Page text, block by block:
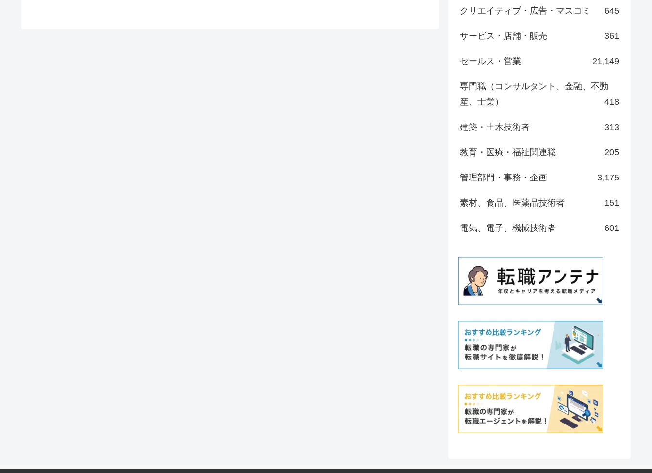
クリエイティブ・広告・マスコミ 645
サービス・店舗・販売 361
セールス・営業 21,149
専門職（コンサルタント、金融、不動
産、士業）
418
建築・土木技術者 313
教育・医療・福祉関連職 205
管理部門・事務・企画 3,175
素材、食品、医薬品技術者 151
電気、電子、機械技術者 601